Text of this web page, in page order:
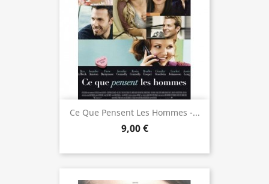
Ce Que Pensent Les Hommes -...
9,00 €